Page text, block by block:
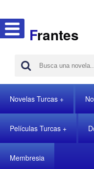
Frantes
Novelas Turcas
Películas Turcas
Membresia